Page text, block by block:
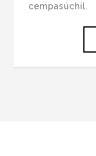
cempasúchil.